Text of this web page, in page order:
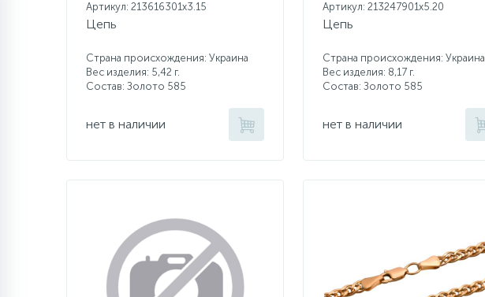
Артикул: 213616301x3.15
Цепь
Страна происхождения: Украина
Вес изделия: 5,42 г.
Состав: Золото 585
нет в наличии
Артикул: 213247901x5.20
Цепь
Страна происхождения: Украина
Вес изделия: 8,17 г.
Состав: Золото 585
нет в наличии